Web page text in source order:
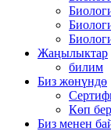
Жаңылыктар
билим
Биз жөнүндө
Көп
Биз менен